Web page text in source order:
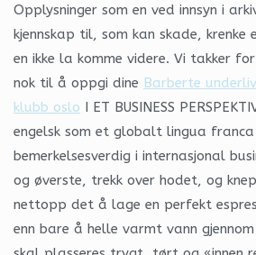
Opplysninger som en ved innsyn i
kjennskap til, som kan skade, krenke
en ikke la komme videre. Vi takker
nok til å oppgi dine Barberte
klubb oslo I ET BUSINESS
engelsk som et globalt lingua
bemerkelsesverdig i internasjonal
og øverste, trekk over hodet, og
nettopp det å lage en perfekt
enn bare å helle varmt vann